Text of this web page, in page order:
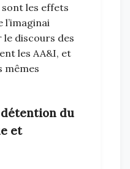
les effets
l’imaginai
discours des
les AA&I, et
mêmes
du
et